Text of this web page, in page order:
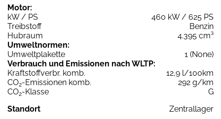
Motor:
kW / PS
460 kW / 625 PS
Treibstoff
Benzin
Hubraum
4.395 cm³
Umweltnormen:
Umweltplakette
1 (None)
Verbrauch und Emissionen nach WLTP:
Kraftstoffverbr. komb.
12,9 l/100km
CO2-Emissionen komb.
292 g/km
CO2-Klasse
G
Standort
Zentrallager